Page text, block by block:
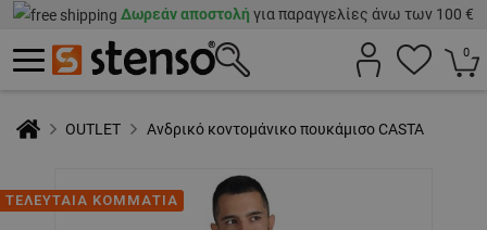
Δωρεάν αποστολή για παραγγελίες άνω των 100 €
0
OUTLET Ανδρικό κοντομάνικο πουκάμισο CASTA
ΤΕΛΕΥΤΑΙΑ ΚΟΜΜΑΤΙΑ